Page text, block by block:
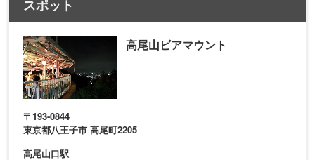
【10】お帰り前に天然温泉でひとっ風呂
♪／京王高尾山温泉 / 極楽湯